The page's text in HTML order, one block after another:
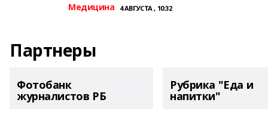
Медицина 4 АВГУСТА , 10:32
Партнеры
Фотобанк
журналистов РБ
Рубрика "Еда и
напитки"